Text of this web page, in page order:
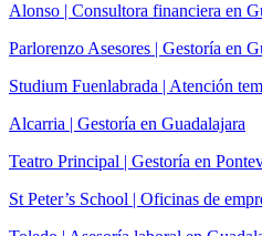
Alonso | Consultora financiera en
Parlorenzo Asesores | Gestoría en
Studium Fuenlabrada | Atención
Alcarria | Gestoría en Guadalajara
Teatro Principal | Gestoría en
St Peter’s School | Oficinas de